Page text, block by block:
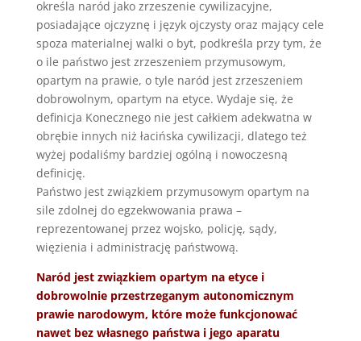
określa naród jako zrzeszenie cywilizacyjne,
posiadające ojczyznę i język ojczysty oraz mający cele
spoza materialnej walki o byt, podkreśla przy tym, że
o ile państwo jest zrzeszeniem przymusowym,
opartym na prawie, o tyle naród jest zrzeszeniem
dobrowolnym, opartym na etyce. Wydaje się, że
definicja Konecznego nie jest całkiem adekwatna w
obrębie innych niż łacińska cywilizacji, dlatego też
wyżej podaliśmy bardziej ogólną i nowoczesną
definicję.
Państwo jest związkiem przymusowym opartym na
sile zdolnej do egzekwowania prawa –
reprezentowanej przez wojsko, policję, sądy,
więzienia i administrację państwową.
Naród jest związkiem opartym na etyce i
dobrowolnie przestrzeganym autonomicznym
prawie narodowym, które może funkcjonować
nawet bez własnego państwa i jego aparatu